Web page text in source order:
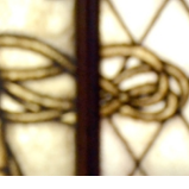
21/07/2026